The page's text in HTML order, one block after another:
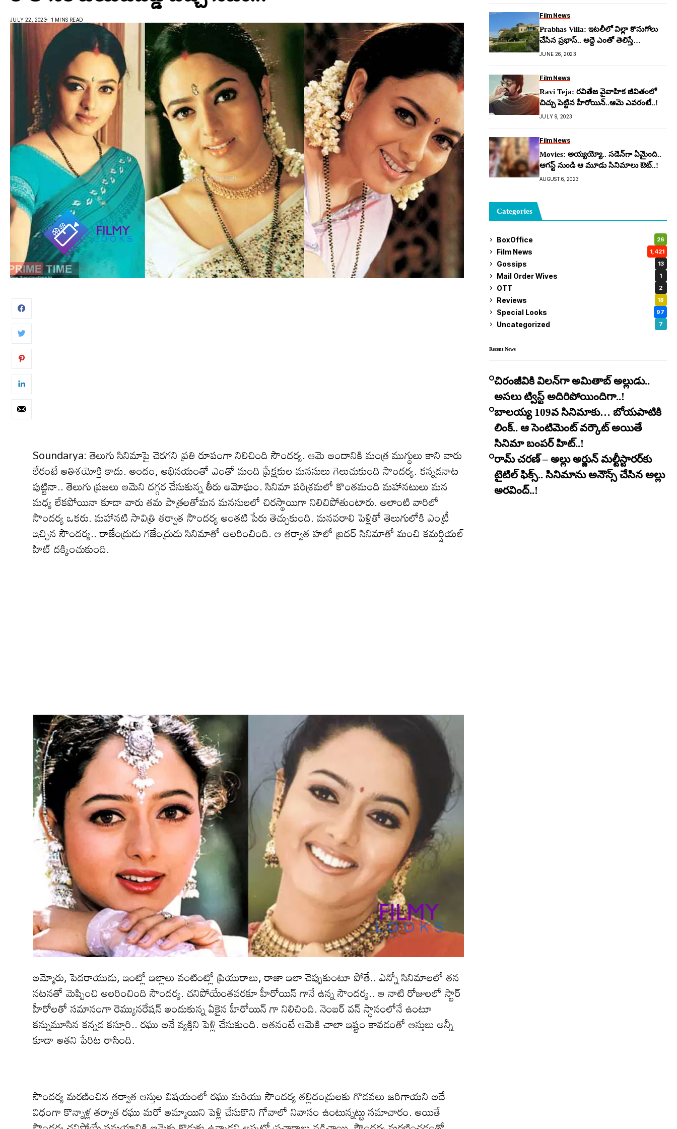
JULY 22, 2023 1 MINS READ
Soundarya: తెలుగు సినిమాపై చెర‌గ‌ని ప్ర‌తి రూపంగా నిలిచింది సౌంద‌ర్య. ఆమె అందానికి మంత్ర ముగ్ధులు కాని వారు
లేరంటే అతిశ‌యోక్తి కాదు. అందం, అభినయంతో ఎంతో మంది ప్రేక్ష‌కుల మ‌న‌సులు గెలుచుకుంది సౌంద‌ర్య‌. కన్నడనాట
పుట్టినా.. తెలుగు ప్రజలు ఆమెని దగ్గర చేసుకున్న తీరు అమోఘం. సినిమా పరిశ్రమలో కొంతమంది మహానటులు మన
మధ్య లేకపోయినా కూడా వారు తమ పాత్ర‌ల‌తోమన మనసులలో చిర‌స్థాయిగా నిలిచిపోతుంటారు. అలాంటి వారిలో
సౌంద‌ర్య ఒక‌రు. మ‌హాన‌టి సావిత్రి త‌ర్వాత సౌందర్య అంత‌టి పేరు తెచ్చుకుంది. మనవరాలి పెళ్లితో తెలుగులోకి ఎంట్రీ
ఇచ్చిన‌ సౌందర్య.. రాజేంద్రుడు గజేంద్రుడు సినిమాతో అల‌రించింది. ఆ త‌ర్వాత హలో బ్రదర్ సినిమాతో మంచి కమర్షియల్
హిట్ ద‌క్కించుకుంది.
అమ్మోరు, పెదరాయుడు, ఇంట్లో ఇల్లాలు వంటింట్లో ప్రియురాలు, రాజా ఇలా చెప్పుకుంటూ పోతే.. ఎన్నో సినిమాల‌లో త‌న
న‌ట‌న‌తో మెప్పించి అల‌రించింది సౌంద‌ర్య‌. చనిపోయేంతవరకూ హీరోయిన్ గానే ఉన్న సౌంద‌ర్య‌.. ఆ నాటి రోజుల‌లో స్టార్
హీరోలతో సమానంగా రెమ్యునరేషన్ అందుకున్న ఏకైన హీరోయిన్ గా నిలిచింది. నెంబర్ వన్ స్థానంలోనే ఉంటూ
క‌న్నుమూసిన క‌న్న‌డ క‌స్తూరి.. ర‌ఘు అనే వ్య‌క్తిని పెళ్లి చేసుకుంది. అత‌నంటే ఆమెకి చాలా ఇష్టం కావ‌డంతో ఆస్తులు అన్నీ
కూడా అత‌ని పేరిట రాసింది.
సౌంద‌ర్య మ‌ర‌ణించిన త‌ర్వాత ఆస్తుల విషయంలో రఘు మరియు సౌందర్య తల్లిదండ్రులకు గొడవలు జరిగాయని అదే
విధంగా కొన్నాళ్ల తర్వాత రఘు మరో అమ్మాయిని పెళ్లి చేసుకొని గోవాలో నివాసం ఉంటున్న‌ట్టు స‌మాచారం. అయితే
Film News
Prabhas Villa: ఇట‌లీలో విల్లా కొనుగోలు
చేసిన ప్ర‌భాస్.. అద్దె ఎంతో తెలిస్తే
ఆశ్చ‌ర్య‌పోతారు..!
JUNE 26, 2023
Film News
Ravi Teja: ర‌వితేజ వైవాహిక జీవితంలో
చిచ్చు పెట్టిన హీరోయిన్..ఆమె ఎవరంటే..!
JULY 9, 2023
Film News
Movies: అయ్య‌య్యో.. స‌డెన్‌గా ఏమైంది..
ఆగ‌స్ట్ నుండి ఆ మూడు సినిమాలు ఔట్..!
AUGUST 6, 2023
Categories
BoxOffice 26
Film News 1,421
Gossips 13
Mail Order Wives 1
OTT 2
Reviews 18
Special Looks 97
Uncategorized 7
Recent News
చిరంజీవికి విలన్‌గా అమితాబ్ అల్లుడు..
అసలు ట్విస్ట్ అదిరిపోయిందిగా..!
బాలయ్య 109వ సినిమాకు… బోయపాటికి
లింక్.. ఆ సెంటిమెంట్ వర్కౌట్ అయితే
సినిమా బంపర్ హిట్..!
రామ్ చరణ్ – అల్లు అర్జున్ మల్టీస్టారర్​కు
టైటిల్ ఫిక్స్.. సినిమాను అనౌన్స్ చేసిన అల్లు
అరవింద్..!